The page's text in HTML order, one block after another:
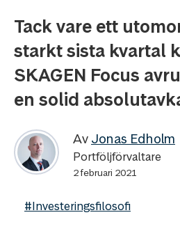
Tack vare ett
starkt sista kvartal
SKAGEN Focus
en solid
Av Jonas Edholm
Portföljförvaltare
2 februari 2021
#Investeringsfilosofi